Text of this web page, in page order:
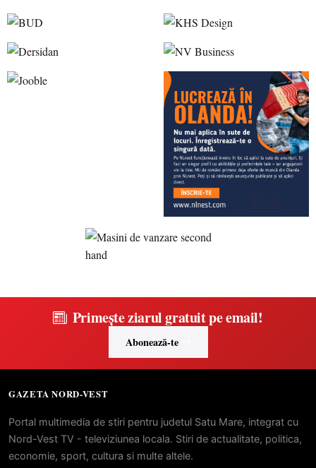
Primește ziarul gratuit pe email!
Abonează-te
GAZETA NORD-VEST
Portal multimedia de stiri pentru judetul Satu Mare, integrat cu
Nord-Vest TV - televiziunea locala. Stiri de actualitate, politica,
economie, sport, cultura si multe altele.